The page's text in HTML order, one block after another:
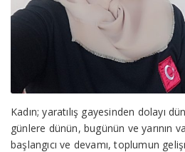
Kadın; yaratılış gayesinden dolayı
günlere dünün, bugünün ve yarının
başlangıcı ve devamı, toplumun